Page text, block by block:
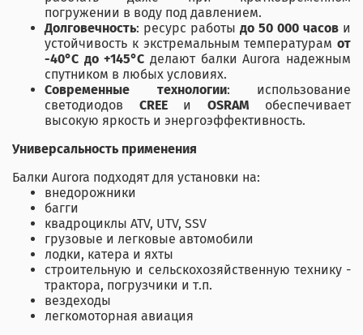
погружении в воду под давлением.
Долговечность: ресурс работы до 50 000 часов и
устойчивость к экстремальным температурам от
-40°C до +145°C делают балки Aurora надежным
спутником в любых условиях.
Современные технологии: использование
светодиодов CREE и OSRAM обеспечивает
высокую яркость и энергоэффективность.
Универсальность применения
Балки Aurora подходят для установки на:
внедорожники
багги
квадроциклы ATV, UTV, SSV
грузовые и легковые автомобили
лодки, катера и яхты
строительную и сельскохозяйственную технику -
трактора, погрузчики и т.п.
вездеходы
легкомоторная авиация